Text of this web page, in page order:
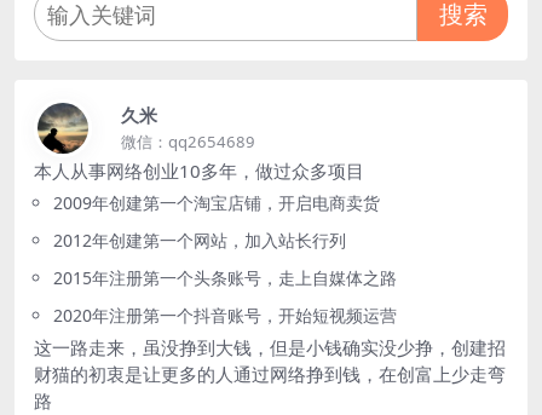
搜索
久米
微信：qq2654689
本人从事网络创业10多年，做过众多项目
2009年创建第一个淘宝店铺，开启电商卖货
2012年创建第一个网站，加入站长行列
2015年注册第一个头条账号，走上自媒体之路
2020年注册第一个抖音账号，开始短视频运营
这一路走来，虽没挣到大钱，但是小钱确实没少挣，创建招
财猫的初衷是让更多的人通过网络挣到钱，在创富上少走弯
路